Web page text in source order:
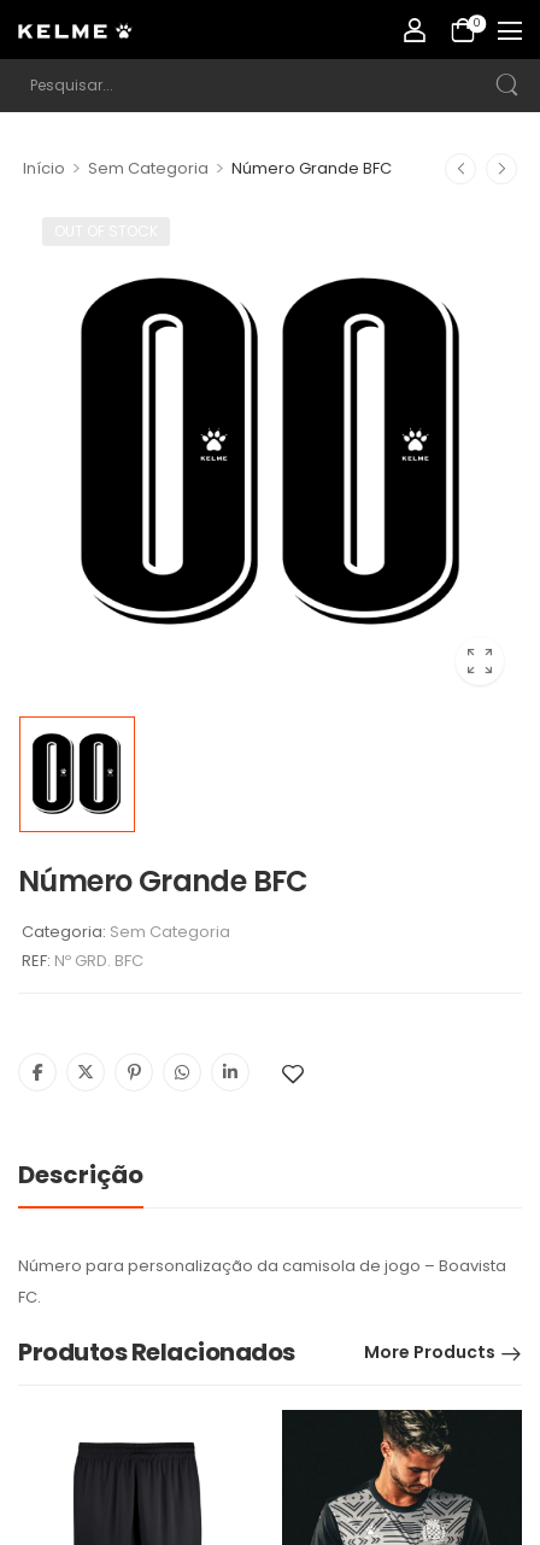
0
Início > Sem Categoria > Número Grande BFC
Número Grande BFC
Categoria: Sem Categoria
REF: Nº GRD. BFC
Descrição
Número para personalização da camisola de jogo – Boavista
FC.
Produtos Relacionados More Products